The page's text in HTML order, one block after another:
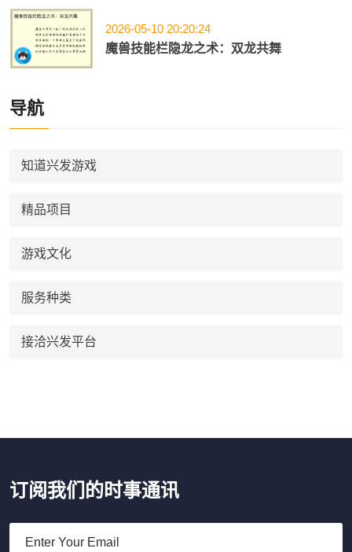
2026-05-10 20:20:24
魔兽技能栏隐龙之术：双龙共舞
导航
知道兴发游戏
精品项目
游戏文化
服务种类
接洽兴发平台
订阅我们的时事通讯